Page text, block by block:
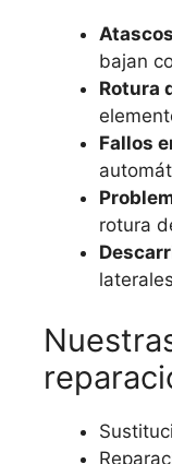
Atascos
bajan
Rotura
Fallos
rotura
laterales